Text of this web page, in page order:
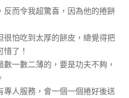
反而令我超驚喜，因為他的捲餅
很怕吃到太厚的餅皮，總覺得把
了！
一數二薄的，要是功夫不夠，
人服務，會一個一個捲好後送